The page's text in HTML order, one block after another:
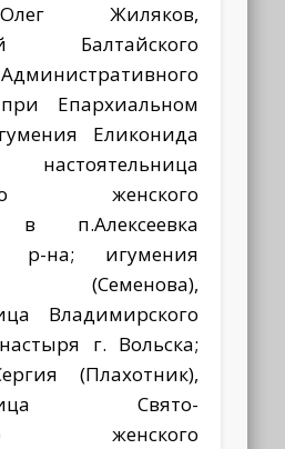
Жиляков,
Балтайского
Епархиальном
Еликонида
женского
в п.Алексеевка
р-на; игумения
(Семенова),
Владимирского
г. Вольска;
(Плахотник),
Свято-
женского